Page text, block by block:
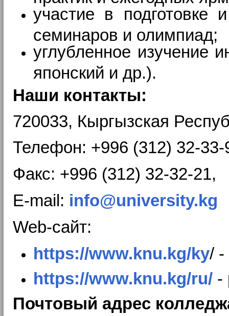
участие в подготовке
семинаров и олимпиад;
углубленное изучение
японский и др.).
Наши контакты:
720033, Кыргызская
Телефон: +996 (312) 32-33-
Факс: +996 (312) 32-32-21,
E-mail: info@university.kg
Web-сайт:
https://www.knu.kg/ky/ -
https://www.knu.kg/ru/ -
Почтовый адрес